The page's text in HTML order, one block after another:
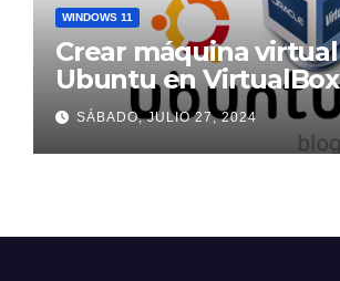
WINDOWS 11
Crear máquina virtual
Ubuntu en VirtualBox
SÁBADO, JULIO 27, 2024